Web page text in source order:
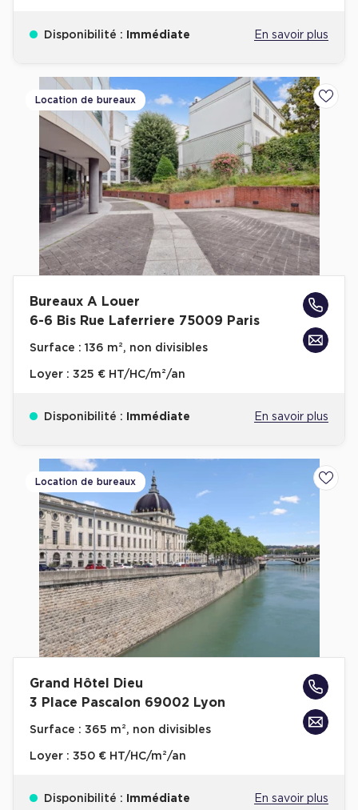
Disponibilité : Immédiate En savoir plus
Location de bureaux
Bureaux A Louer
6-6 Bis Rue Laferriere 75009 Paris
Surface : 136 m², non divisibles
Loyer : 325 € HT/HC/m²/an
Disponibilité : Immédiate En savoir plus
Location de bureaux
Grand Hôtel Dieu
3 Place Pascalon 69002 Lyon
Surface : 365 m², non divisibles
Loyer : 350 € HT/HC/m²/an
Disponibilité : Immédiate En savoir plus